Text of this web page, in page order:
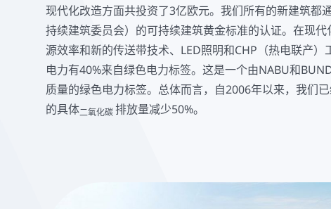
现代化改造方面共投资了3亿欧元。我们所有的新建筑都
持续建筑委员会）的可持续建筑黄金标准的认证。在现
源效率和新的传送带技术、LED照明和CHP（热电联产）
电力有40%来自绿色电力标签。这是一个由NABU和
质量的绿色电力标签。总体而言，自2006年以来，我们
的具体二氧化碳排放量减少50%。